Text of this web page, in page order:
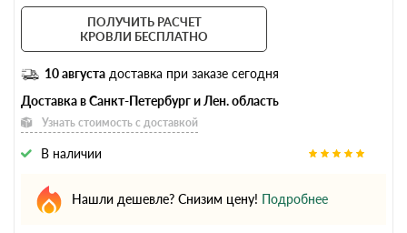
ПОЛУЧИТЬ РАСЧЕТ
КРОВЛИ БЕСПЛАТНО
10 августа доставка при заказе сегодня
Доставка в Санкт-Петербург и Лен. область
Узнать стоимость с доставкой
В наличии
Нашли дешевле? Снизим цену! Подробнее